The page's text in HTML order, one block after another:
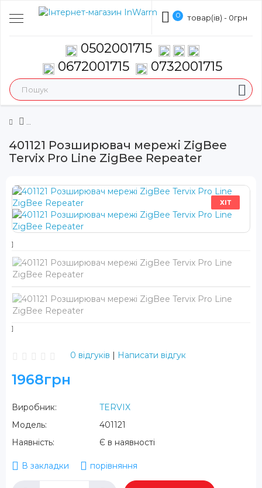
0 товар(ів) - 0грн
0502001715
0672001715
0732001715
401121 Розширювач мережі ZigBee
Tervix Pro Line ZigBee Repeater
ХІТ
0 відгуків | Написати відгук
1968грн
Виробник:
TERVIX
Модель:
401121
Наявність:
Є в наявності
В закладки порівняння